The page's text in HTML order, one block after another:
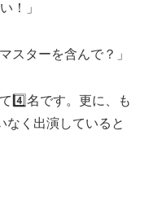
！」
スターを含んで？」
4️⃣名です。更に、も
なく出演していると